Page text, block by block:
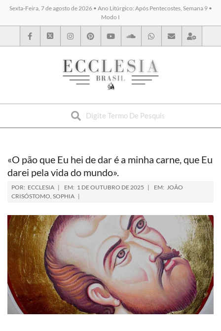
Sexta-Feira, 7 de agosto de 2026 • Ano Litúrgico: Após Pentecostes, Semana 9 •
Modo I
BYBLOS
«O pão que Eu hei de dar é a minha carne, que Eu
darei pela vida do mundo».
POR: ECCLESIA EM: 1 DE OUTUBRO DE 2025 EM: JOÃO
CRISÓSTOMO, SOPHIA